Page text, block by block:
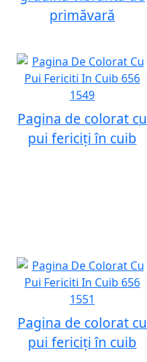
primăvară
Pagina de colorat cu
pui fericiți în cuib
Pagina de colorat cu
pui fericiți în cuib